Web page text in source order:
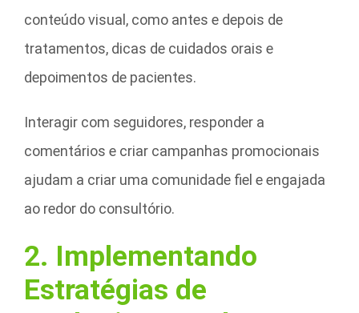
conteúdo visual, como antes e depois de
tratamentos, dicas de cuidados orais e
depoimentos de pacientes.
Interagir com seguidores, responder a
comentários e criar campanhas promocionais
ajudam a criar uma comunidade fiel e engajada
ao redor do consultório.
2. Implementando
Estratégias de